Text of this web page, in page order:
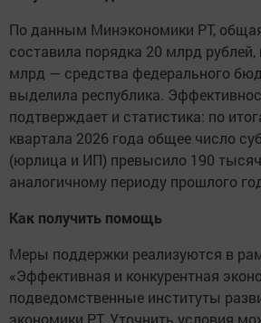
По данным Минэкономики РТ,
составила порядка 20 млрд рублей,
млрд — средства федерального
выделила республика.
подтверждает и статистика: по
квартала 2026 года общее число
(юрлица и ИП) превысило 190
аналогичному периоду прошлого
Как получить помощь
Меры поддержки реализуются в
«Эффективная и конкурентная
подведомственные институты
экономики РТ. Уточнить условия